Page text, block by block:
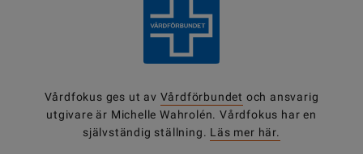
Vårdfokus ges ut av Vårdförbundet och ansvarig
utgivare är Michelle Wahrolén. Vårdfokus har en
självständig ställning. Läs mer här.